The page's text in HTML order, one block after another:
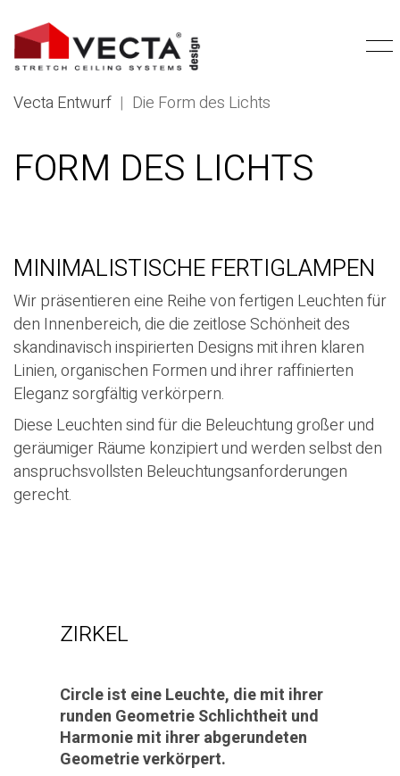
Vecta Entwurf | Die Form des Lichts
FORM DES LICHTS
MINIMALISTISCHE FERTIGLAMPEN
Wir präsentieren eine Reihe von fertigen Leuchten für
den Innenbereich, die die zeitlose Schönheit des
skandinavisch inspirierten Designs mit ihren klaren
Linien, organischen Formen und ihrer raffinierten
Eleganz sorgfältig verkörpern.
Diese Leuchten sind für die Beleuchtung großer und
geräumiger Räume konzipiert und werden selbst den
anspruchsvollsten Beleuchtungsanforderungen
gerecht.
ZIRKEL
Circle ist eine Leuchte, die mit ihrer
runden Geometrie Schlichtheit und
Harmonie mit ihrer abgerundeten
Geometrie verkörpert.